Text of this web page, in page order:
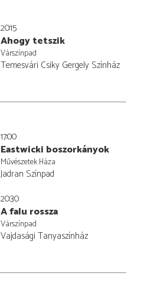
20:15
Ahogy tetszik
Várszínpad
Temesvári Csiky Gergely Színház
17:00
Eastwicki boszorkányok
Művészetek Háza
Jadran Színpad
20:30
A falu rossza
Várszínpad
Vajdasági Tanyaszínház